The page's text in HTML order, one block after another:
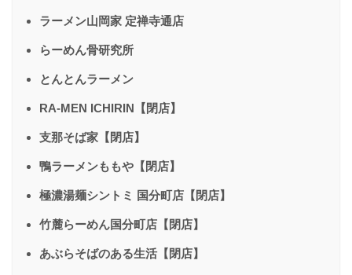
ラーメン山岡家 定禅寺通店
らーめん骨研究所
とんとんラーメン
RA-MEN ICHIRIN【閉店】
支那そば家【閉店】
鴨ラーメンももや【閉店】
極濃湯麺シントミ 国分町店【閉店】
竹麓らーめん国分町店【閉店】
あぶらそばのある生活【閉店】